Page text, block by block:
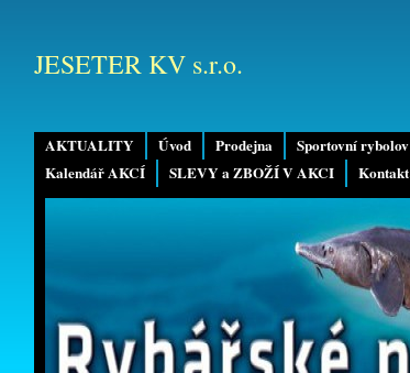
AKTUALITY Úvod Prodejna Sportovní rybolov
Kalendář AKCÍ
SLEVY a ZBOŽÍ V AKCI Kontakt
JESETER KV s.r.o.